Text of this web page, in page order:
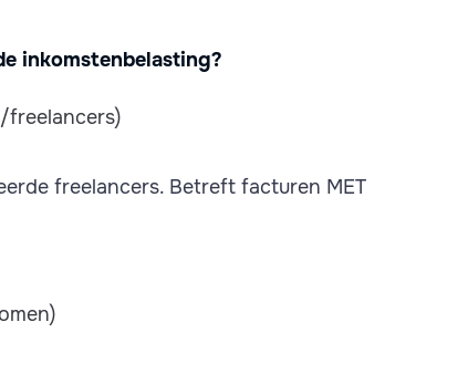
inkomstenbelasting?
freelancers. Betreft facturen MET